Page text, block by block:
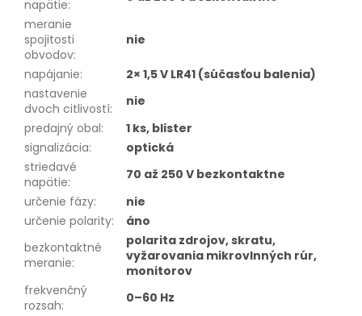
napätie:
meranie
spojitosti
obvodov:
nie
napájanie:
2× 1,5 V LR41 (súčasťou balenia)
nastavenie
dvoch citlivostí:
nie
predajný obal:
1 ks, blister
signalizácia:
optická
striedavé
napätie:
70 až 250 V bezkontaktne
určenie fázy:
nie
určenie polarity:
áno
bezkontaktné
meranie:
polarita zdrojov, skratu,
vyžarovania mikrovlnných rúr,
monitorov
frekvenčný
rozsah:
0–60 Hz